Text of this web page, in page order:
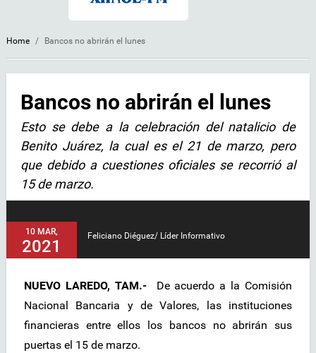
Home / Bancos no abrirán el lunes
Bancos no abrirán el lunes
Esto se debe a la celebración del natalicio de
Benito Juárez, la cual es el 21 de marzo, pero
que debido a cuestiones oficiales se recorrió al
15 de marzo.
10 MAR,
2021
Feliciano Diéguez/ Líder Informativo
NUEVO LAREDO, TAM.- De acuerdo a la Comisión
Nacional Bancaria y de Valores, las instituciones
financieras entre ellos los bancos no abrirán sus
puertas el 15 de marzo.